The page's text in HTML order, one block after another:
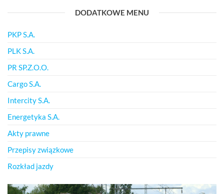
DODATKOWE MENU
PKP S.A.
PLK S.A.
PR SP.Z.O.O.
Cargo S.A.
Intercity S.A.
Energetyka S.A.
Akty prawne
Przepisy związkowe
Rozkład jazdy